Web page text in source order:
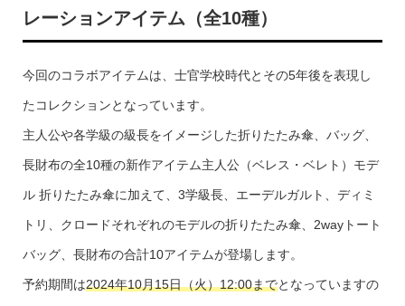
レーションアイテム（全10種）
今回のコラボアイテムは、士官学校時代とその5年後を表現し
たコレクションとなっています。
主人公や各学級の級長をイメージした折りたたみ傘、バッグ、
長財布の全10種の新作アイテム主人公（ベレス・ベレト）モデ
ル 折りたたみ傘に加えて、3学級長、エーデルガルト、ディミ
トリ、クロードそれぞれのモデルの折りたたみ傘、2wayトート
バッグ、長財布の合計10アイテムが登場します。
予約期間は2024年10月15日（火）12:00までとなっていますの